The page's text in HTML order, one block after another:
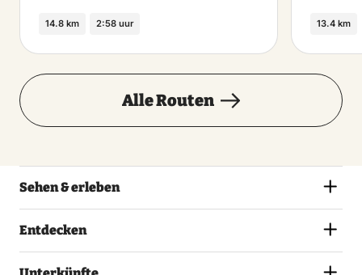
14.8 km 2:58 uur 13.4 km
Alle Routen
Sehen & erleben
Entdecken